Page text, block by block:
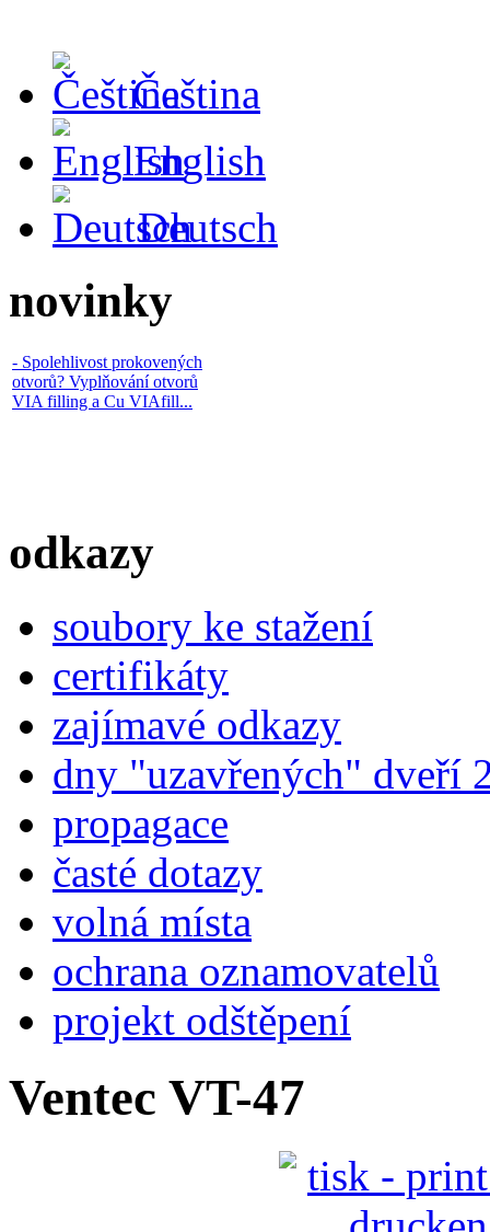
Čeština
English
Deutsch
novinky
KB6167F s logem výrobce.
Technickou specifikaci zašleme
- Spolehlivost prokovených
otvorů? Vyplňování otvorů
VIA filling a Cu VIAfill...
odkazy
soubory ke stažení
certifikáty
zajímavé odkazy
dny "uzavřených" dveří
propagace
časté dotazy
volná místa
ochrana oznamovatelů
projekt odštěpení
Ventec VT-47